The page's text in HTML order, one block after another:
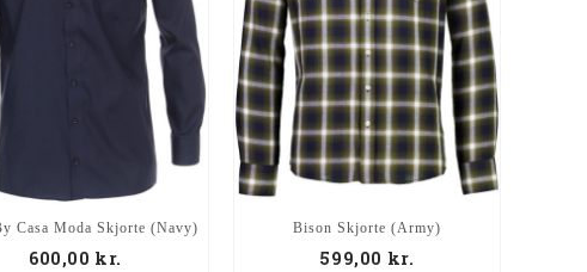
Casa Moda Skjorte (Navy)
600,00kr.
Bison Skjorte (Army)
599,00 kr.